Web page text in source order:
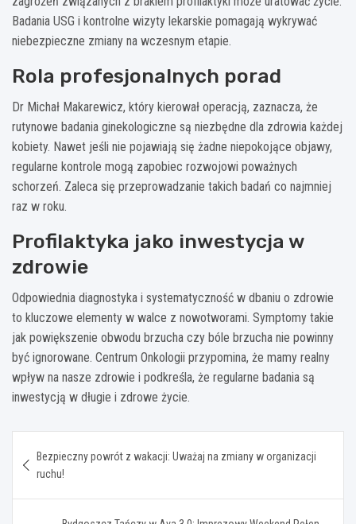
Badania USG i kontrolne wizyty lekarskie pomagają wykrywać
niebezpieczne zmiany na wczesnym etapie.
Rola profesjonalnych porad
Dr Michał Makarewicz, który kierował operacją, zaznacza, że
rutynowe badania ginekologiczne są niezbędne dla zdrowia każdej
kobiety. Nawet jeśli nie pojawiają się żadne niepokojące objawy,
regularne kontrole mogą zapobiec rozwojowi poważnych
schorzeń. Zaleca się przeprowadzanie takich badań co najmniej
raz w roku.
Profilaktyka jako inwestycja w
zdrowie
Odpowiednia diagnostyka i systematyczność w dbaniu o zdrowie
to kluczowe elementy w walce z nowotworami. Symptomy takie
jak powiększenie obwodu brzucha czy bóle brzucha nie powinny
być ignorowane. Centrum Onkologii przypomina, że mamy realny
wpływ na nasze zdrowie i podkreśla, że regularne badania są
inwestycją w długie i zdrowe życie.
wpisu
Bezpieczny powrót z wakacji: Uważaj na zmiany w organizacji
ruchu!